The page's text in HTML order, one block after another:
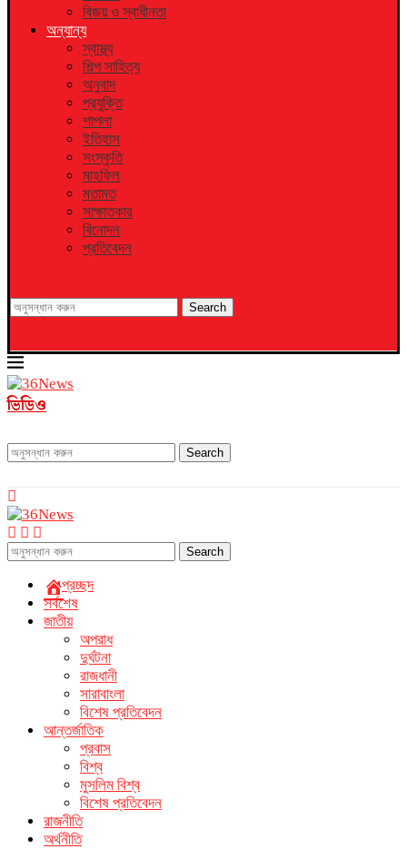
বিজয় ও স্বাধীনতা
অন্যান্য
স্বাস্থ্য
শিল্প সাহিত্য
অনুবাদ
প্রযুক্তি
শাপলা
ইতিহাস
সংস্কৃতি
মাহফিল
মতামত
সাক্ষাতকার
বিনোদন
প্রতিবেদন
Search
ভিডিও
Search
Search
প্রচ্ছদ
সর্বশেষ
জাতীয়
অপরাধ
দুর্ঘটনা
রাজধানী
সারাবাংলা
বিশেষ প্রতিবেদন
আন্তর্জাতিক
প্রবাস
বিশ্ব
মুসলিম বিশ্ব
বিশেষ প্রতিবেদন
রাজনীতি
অর্থনীতি